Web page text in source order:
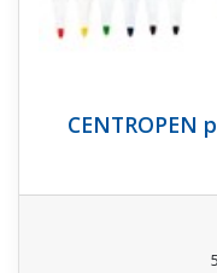
CENTROPEN